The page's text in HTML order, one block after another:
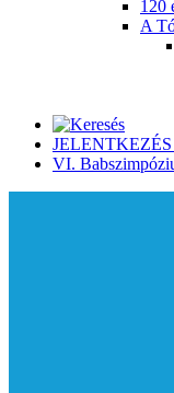
120
A
JELENTKEZÉS
VI.